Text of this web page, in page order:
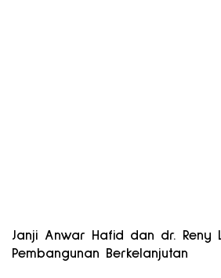
Janji Anwar Hafid dan dr. Reny
Pembangunan Berkelanjutan